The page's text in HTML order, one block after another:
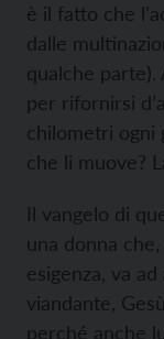
è il fatto che
dalle
qualche parte).
per rifornirsi
chilometri ogni
che li muove?
Il vangelo di
una donna
esigenza, va
viandante,
perché anche